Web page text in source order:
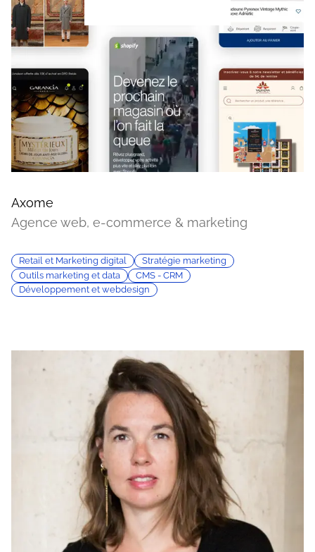
Axome
Agence web, e-commerce & marketing
Retail et Marketing digital
Stratégie marketing
Outils marketing et data
CMS - CRM
Développement et webdesign